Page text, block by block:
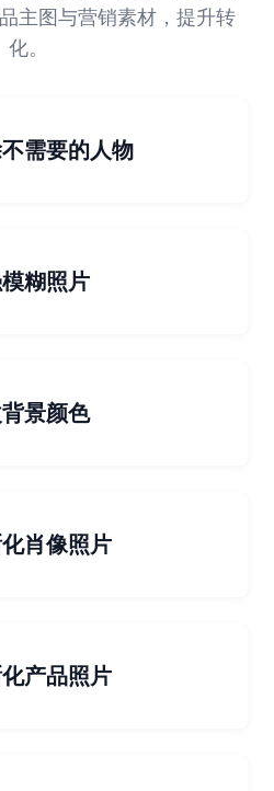
主图与营销素材，提升转
化。
需要的人物
糊照片
景颜色
肖像照片
产品照片